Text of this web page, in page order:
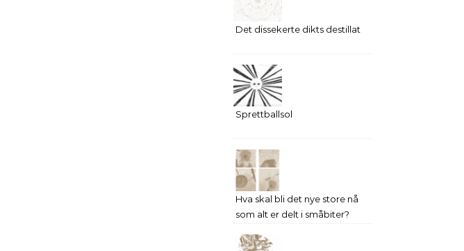
Det dissekerte dikts destillat
Sprettballsol
Hva skal bli det nye store nå
som alt er delt i småbiter?